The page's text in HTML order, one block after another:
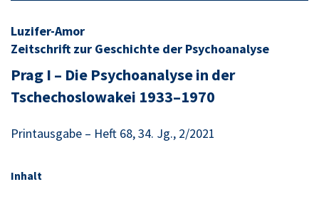
Luzifer-Amor
Zeitschrift zur Geschichte der Psychoanalyse
Prag I – Die Psychoanalyse in der
Tschechoslowakei 1933–1970
Printausgabe – Heft 68, 34. Jg., 2/2021
Inhalt